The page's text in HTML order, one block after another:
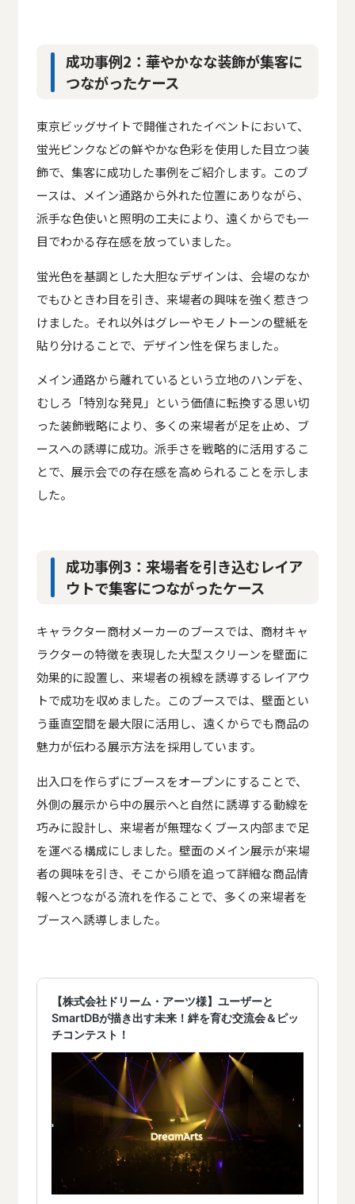
成功事例2：華やかなな装飾が集客に
つながったケース
東京ビッグサイトで開催されたイベントにおいて、
蛍光ピンクなどの鮮やかな色彩を使用した目立つ装
飾で、集客に成功した事例をご紹介します。このブ
ースは、メイン通路から外れた位置にありながら、
派手な色使いと照明の工夫により、遠くからでも一
目でわかる存在感を放っていました。
蛍光色を基調とした大胆なデザインは、会場のなか
でもひときわ目を引き、来場者の興味を強く惹きつ
けました。それ以外はグレーやモノトーンの壁紙を
貼り分けることで、デザイン性を保ちました。
メイン通路から離れているという立地のハンデを、
むしろ「特別な発見」という価値に転換する思い切
った装飾戦略により、多くの来場者が足を止め、ブ
ースへの誘導に成功。派手さを戦略的に活用するこ
とで、展示会での存在感を高められることを示しま
した。
成功事例3：来場者を引き込むレイア
ウトで集客につながったケース
キャラクター商材メーカーのブースでは、商材キャ
ラクターの特徴を表現した大型スクリーンを壁面に
効果的に設置し、来場者の視線を誘導するレイアウ
トで成功を収めました。このブースでは、壁面とい
う垂直空間を最大限に活用し、遠くからでも商品の
魅力が伝わる展示方法を採用しています。
出入口を作らずにブースをオープンにすることで、
外側の展示から中の展示へと自然に誘導する動線を
巧みに設計し、来場者が無理なくブース内部まで足
を運べる構成にしました。壁面のメイン展示が来場
者の興味を引き、そこから順を追って詳細な商品情
報へとつながる流れを作ることで、多くの来場者を
ブースへ誘導しました。